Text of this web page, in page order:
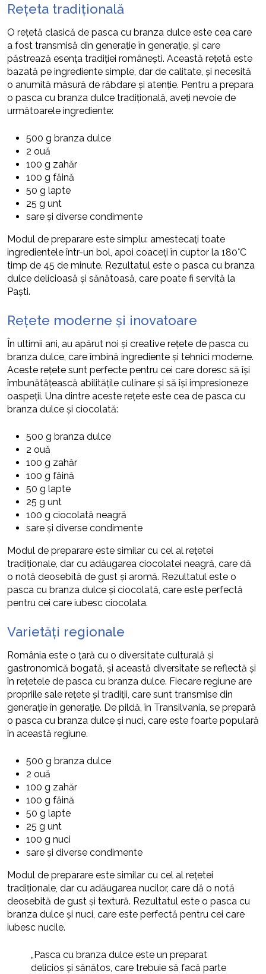
Rețeta tradițională
O rețetă clasică de pasca cu branza dulce este cea care
a fost transmisă din generație în generație, și care
păstrează esența tradiției românești. Această rețetă este
bazată pe ingrediente simple, dar de calitate, și necesită
o anumită măsură de răbdare și atenție. Pentru a prepara
o pasca cu branza dulce tradițională, aveți nevoie de
următoarele ingrediente:
500 g branza dulce
2 ouă
100 g zahăr
100 g făină
50 g lapte
25 g unt
sare și diverse condimente
Modul de preparare este simplu: amestecați toate
ingredientele într-un bol, apoi coaceți în cuptor la 180°C
timp de 45 de minute. Rezultatul este o pasca cu branza
dulce delicioasă și sănătoasă, care poate fi servită la
Paști.
Rețete moderne și inovatoare
În ultimii ani, au apărut noi și creative rețete de pasca cu
branza dulce, care îmbină ingrediente și tehnici moderne.
Aceste rețete sunt perfecte pentru cei care doresc să își
îmbunătățească abilitățile culinare și să își impresioneze
oaspeții. Una dintre aceste rețete este cea de pasca cu
branza dulce și ciocolată:
500 g branza dulce
2 ouă
100 g zahăr
100 g făină
50 g lapte
25 g unt
100 g ciocolată neagră
sare și diverse condimente
Modul de preparare este similar cu cel al rețetei
tradiționale, dar cu adăugarea ciocolatei neagră, care dă
o notă deosebită de gust și aromă. Rezultatul este o
pasca cu branza dulce și ciocolată, care este perfectă
pentru cei care iubesc ciocolata.
Varietăți regionale
România este o țară cu o diversitate culturală și
gastronomică bogată, și această diversitate se reflectă și
în rețetele de pasca cu branza dulce. Fiecare regiune are
propriile sale rețete și tradiții, care sunt transmise din
generație în generație. De pildă, în Transilvania, se prepară
o pasca cu branza dulce și nuci, care este foarte populară
în această regiune.
500 g branza dulce
2 ouă
100 g zahăr
100 g făină
50 g lapte
25 g unt
100 g nuci
sare și diverse condimente
Modul de preparare este similar cu cel al rețetei
tradiționale, dar cu adăugarea nucilor, care dă o notă
deosebită de gust și textură. Rezultatul este o pasca cu
branza dulce și nuci, care este perfectă pentru cei care
iubesc nucile.
„Pasca cu branza dulce este un preparat
delicios și sănătos, care trebuie să facă parte